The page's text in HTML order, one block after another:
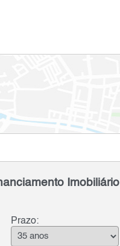
Imobiliário
Prazo: